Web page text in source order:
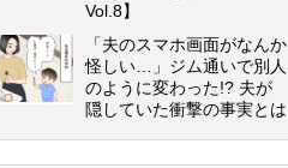
Vol.8】
「夫のスマホ画面がなんか
怪しい…」ジム通いで別人
のように変わった!? 夫が
隠していた衝撃の事実とは